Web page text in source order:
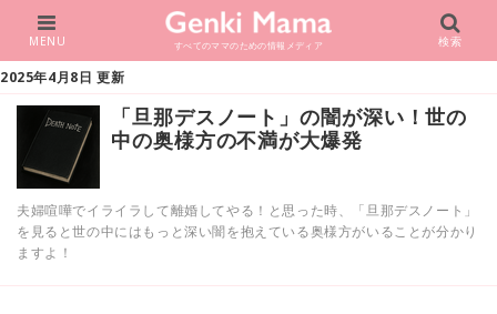
すべてのママのための情報メディア
MENU 検索
2025年4月8日 更新
「旦那デスノート」の闇が深い！世の
中の奥様方の不満が大爆発
夫婦喧嘩でイライラして離婚してやる！と思った時、「旦那デスノート」
を見ると世の中にはもっと深い闇を抱えている奥様方がいることが分かり
ますよ！